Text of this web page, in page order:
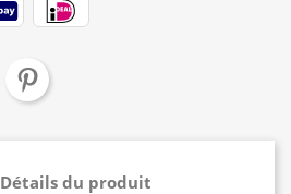
Détails du produit